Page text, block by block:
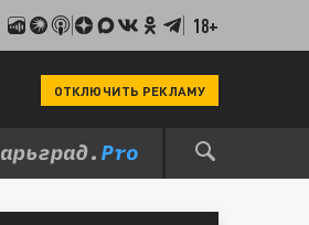
18+
ОТКЛЮЧИТЬ РЕКЛАМУ